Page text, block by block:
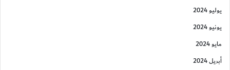
يوليو 2024
يونيو 2024
مايو 2024
أبريل 2024